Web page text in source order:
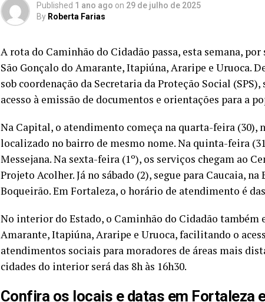
Published 1 ano ago on 29 de julho de 2025
By Roberta Farias
A rota do Caminhão do Cidadão passa, esta semana,
São Gonçalo do Amarante, Itapiúna, Araripe e Uruoca.
sob coordenação da Secretaria da Proteção Social
acesso à emissão de documentos e orientações para a
Na Capital, o atendimento começa na quarta-feira (30),
localizado no bairro de mesmo nome. Na quinta-feira
Messejana. Na sexta-feira (1º), os serviços chegam ao
Projeto Acolher. Já no sábado (2), segue para Caucaia,
Boqueirão. Em Fortaleza, o horário de atendimento é das
No interior do Estado, o Caminhão do Cidadão também
Amarante, Itapiúna, Araripe e Uruoca, facilitando o
atendimentos sociais para moradores de áreas mais
cidades do interior será das 8h às 16h30.
Confira os locais e datas em Fortaleza